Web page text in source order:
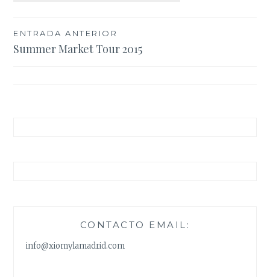
Navegación
de
ENTRADA ANTERIOR
Summer Market Tour 2015
CONTACTO EMAIL:
info@xiomylamadrid.com